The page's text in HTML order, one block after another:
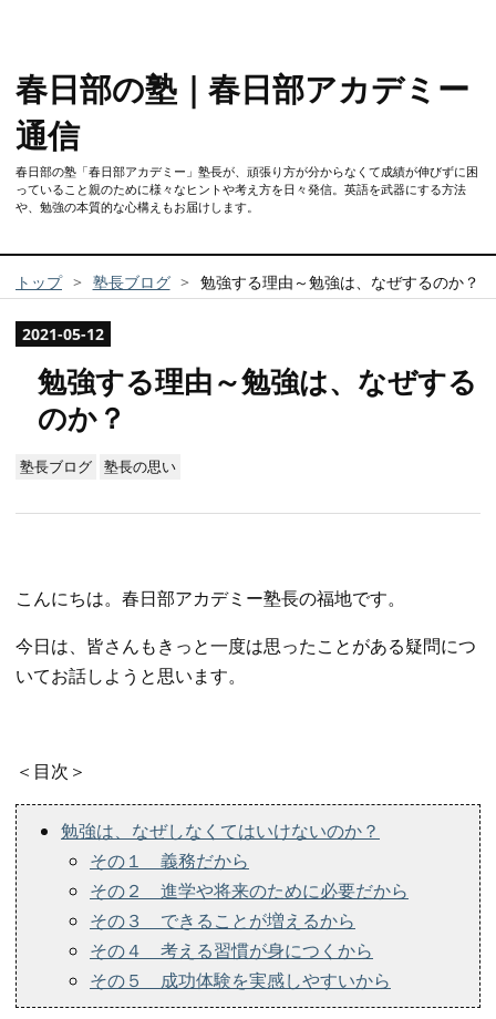
春日部の塾｜春日部アカデミー
通信
春日部の塾「春日部アカデミー」塾長が、頑張り方が分からなくて成績が伸びずに困
っていること親のために様々なヒントや考え方を日々発信。英語を武器にする方法
や、勉強の本質的な心構えもお届けします。
トップ > 塾長ブログ > 勉強する理由～勉強は、なぜするのか？
2021-05-12
勉強する理由～勉強は、なぜする
のか？
塾長ブログ 塾長の思い
こんにちは。春日部アカデミー塾長の福地です。
今日は、皆さんもきっと一度は思ったことがある疑問につ
いてお話しようと思います。
＜目次＞
勉強は、なぜしなくてはいけないのか？
その１ 義務だから
その２ 進学や将来のために必要だから
その３ できることが増えるから
その４ 考える習慣が身につくから
その５ 成功体験を実感しやすいから